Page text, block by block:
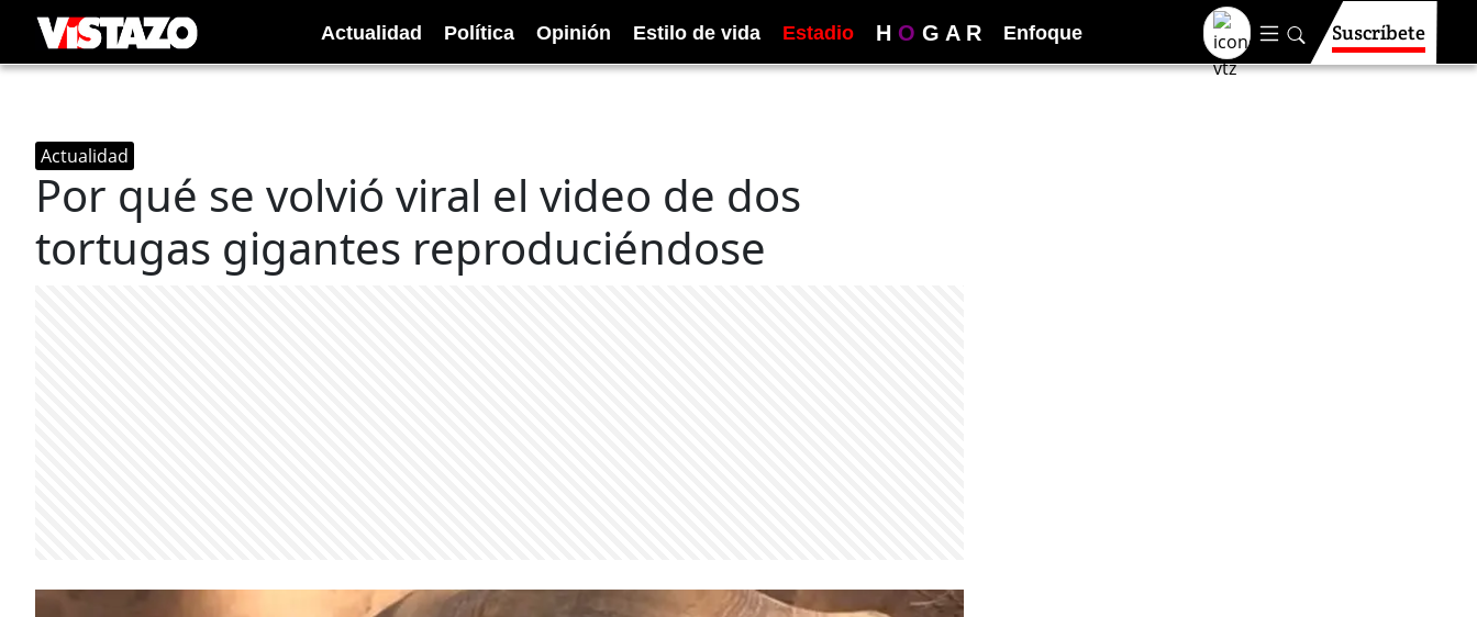
Actualidad Política Opinión Estilo de vida Estadio H O G A R Enfoque Suscríbete
Actualidad
Por qué se volvió viral el video de dos
tortugas gigantes reproduciéndose